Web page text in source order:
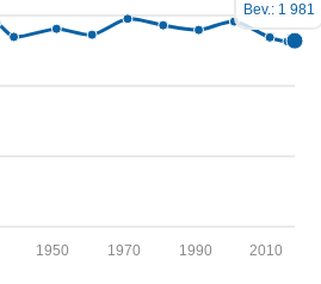
2010
1990
1970
1950
Bev.: 1 981